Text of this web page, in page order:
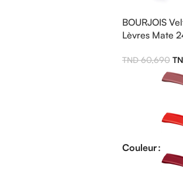
BOURJOIS
Lèvres Mate
60,690
Couleur